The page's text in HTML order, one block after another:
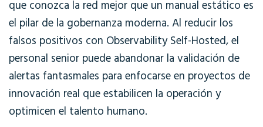
que conozca la red mejor que un manual estático es
el pilar de la gobernanza moderna. Al reducir los
falsos positivos con Observability Self-Hosted, el
personal senior puede abandonar la validación de
alertas fantasmales para enfocarse en proyectos de
innovación real que estabilicen la operación y
optimicen el talento humano.